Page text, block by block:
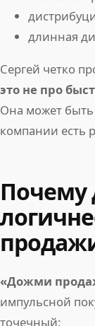
длинная
Сергей четко
это не про
Она может быть
компании есть
Почему
«Дожми
импульсной
точечный: